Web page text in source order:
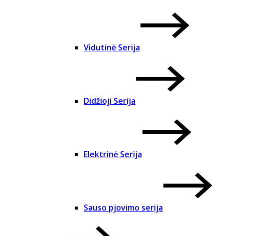
Vidutinė Serija
Didžioji Serija
Elektrinė Serija
Sauso pjovimo serija